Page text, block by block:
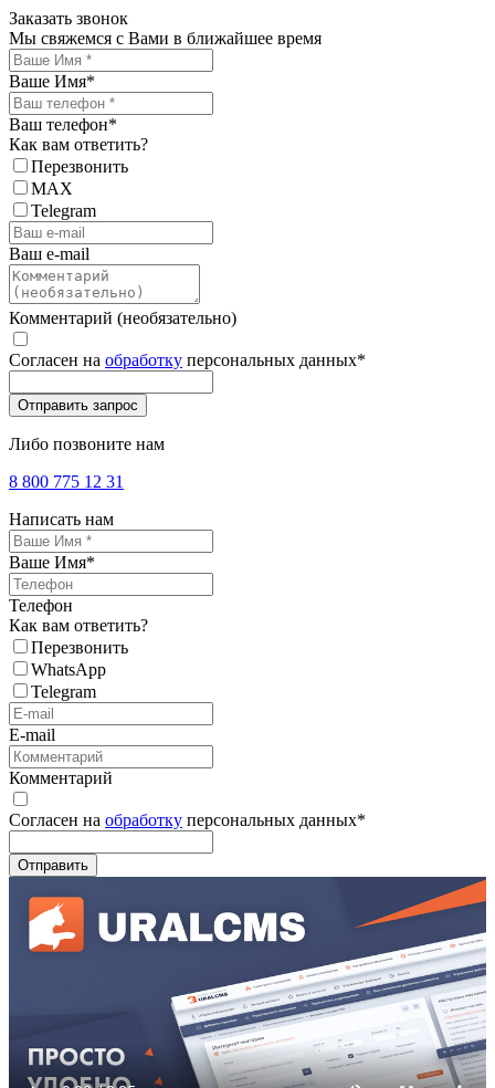
Заказать звонок
Мы свяжемся с Вами в ближайшее время
Ваше Имя*
Ваш телефон*
Как вам ответить?
Перезвонить
MAX
Telegram
Ваш e-mail
Комментарий (необязательно)
Согласен на обработку персональных данных*
Либо позвоните нам
8 800 775 12 31
Написать нам
Ваше Имя*
Телефон
Как вам ответить?
Перезвонить
WhatsApp
Telegram
E-mail
Комментарий
Согласен на обработку персональных данных*